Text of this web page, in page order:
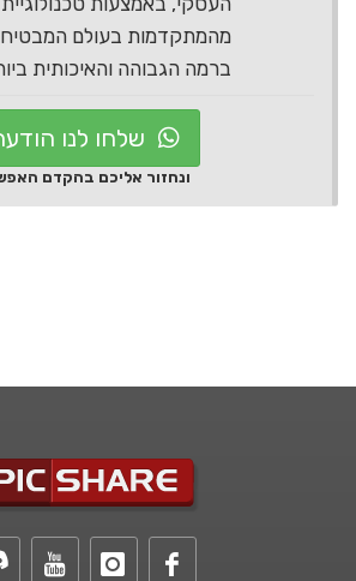
מהמתקדמות בעולם
ברמה הגבוהה והאיכותית
שלחו לנו
ונחזור אליכם בהקדם